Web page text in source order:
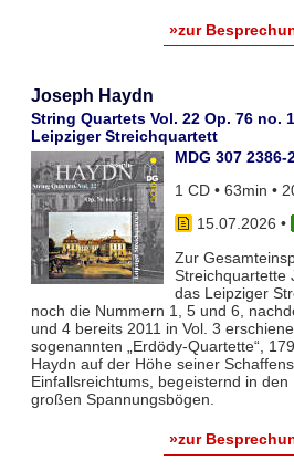
»zur
Joseph Haydn
String Quartets Vol. 22 Op. 76 no. 1
Leipziger Streichquartett
MDG 307 2386-
1 CD • 63min •
15.07.2026 •
Zur
Streichquartette
das Leipziger
noch die Nummern 1, 5 und 6,
und 4 bereits 2011 in Vol. 3
sogenannten „Erdödy-Quartette“,
Haydn auf der Höhe seiner
Einfallsreichtums, begeisternd in den
großen Spannungsbögen.
»zur